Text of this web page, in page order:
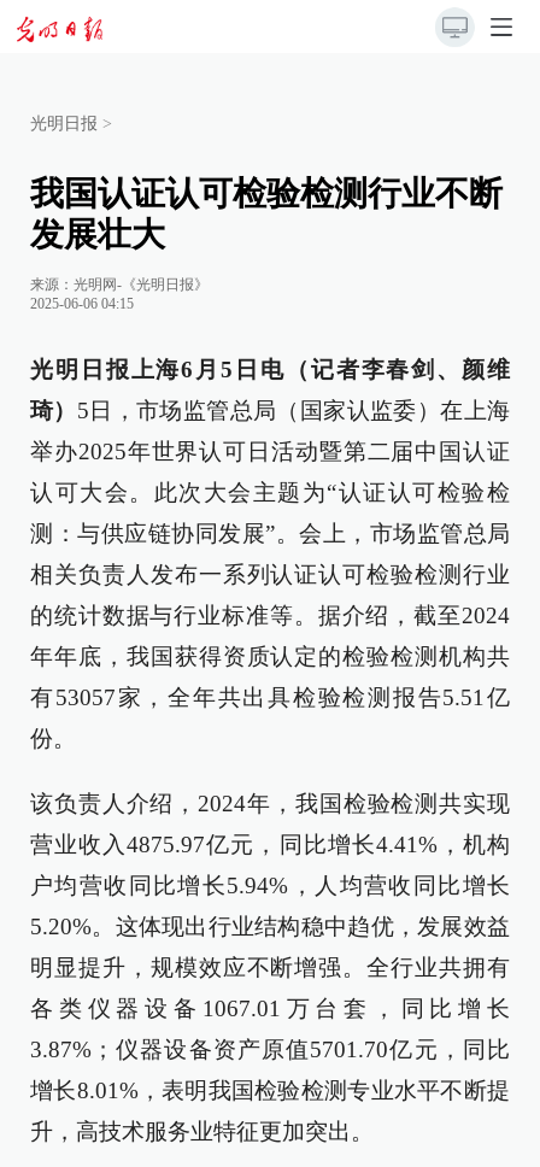
光明日报 >
我国认证认可检验检测行业不断
发展壮大
来源： 光明网-《光明日报》
2025-06-06 04:15
光明日报上海6月5日电（记者李春剑、颜维
琦） 5日，市场监管总局（国家认监委）在上海
举办2025年世界认可日活动暨第二届中国认证
认可大会。此次大会主题为“认证认可检验检
测：与供应链协同发展”。会上，市场监管总局
相关负责人发布一系列认证认可检验检测行业
的统计数据与行业标准等。据介绍，截至2024
年年底，我国获得资质认定的检验检测机构共
有53057家，全年共出具检验检测报告5.51亿
份。
该负责人介绍，2024年，我国检验检测共实现
营业收入4875.97亿元，同比增长4.41%，机构
户均营收同比增长5.94%，人均营收同比增长
5.20%。这体现出行业结构稳中趋优，发展效益
明显提升，规模效应不断增强。全行业共拥有
各类仪器设备1067.01万台套，同比增长
3.87%；仪器设备资产原值5701.70亿元，同比
增长8.01%，表明我国检验检测专业水平不断提
升，高技术服务业特征更加突出。